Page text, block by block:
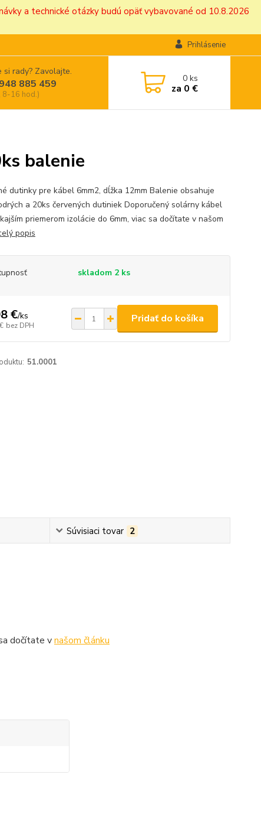
a technické otázky budú opäť vybavované od 10.8.2026
Prihlásenie
si rady? Zavolajte.
885 459
8-16 hod.)
0ks
za 0 €
balenie
dutinky pre kábel 6mm2, dĺžka 12mm Balenie obsahuje
a 20ks červených dutiniek Doporučený solárny kábel
priemerom izolácie do 6mm, viac sa dočítate v našom
popis
skladom 2 ks
€/ks
bez DPH
Pridať do košíka
51.0001
Súvisiaci tovar 2
dočítate vnašom článku